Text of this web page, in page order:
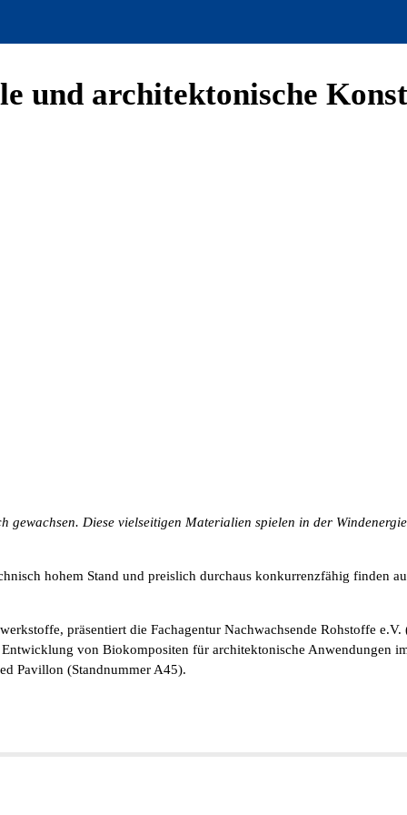
und architektonische
Diese vielseitigen Materialien spielen in der
hohem Stand und preislich durchaus konkurrenzfähig finden
präsentiert die Fachagentur Nachwachsende Rohstoffe
von Biokompositen für architektonische Anwendungen
Pavillon (Standnummer A45).